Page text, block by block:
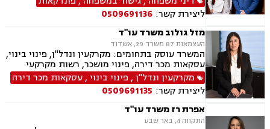
הורות חד מינית, נישואים אזרחיים, חוק הנוער,
אימוץ, חלוקת רכוש, מעמד אישי, תיאום הורי, חטיפת
ילדים, זמני שהות, אומנה, ניכור הורי, עסקאות
מתנה, ירושות וצוואות, ייפוי כוח מתמשך
ליצירת קשר: 0509691136
מזל גולוב משרד עו"ד
העצמאות 87 משרד 29, אשדוד
המשרד עוסק בתחומים: מקרקעין ונדל"ן, פינוי בינוי,
עסקאות מכר דירה, פינוי מושכר, רשות מקרקעי
ישראל, בתים משותפים, ירושות וצוואות, ייפוי כוח
מתמשך, ייצוג רכישה מקבלן (יד ראשונה), חוזים,
הסכמי ממון
מקרקעין ונדל"ן, פינוי בינוי,עסקאות מכר דירה
ליצירת קשר: 0509691135
אפרת רז משרד עו"ד
התקווה 4, באר שבע